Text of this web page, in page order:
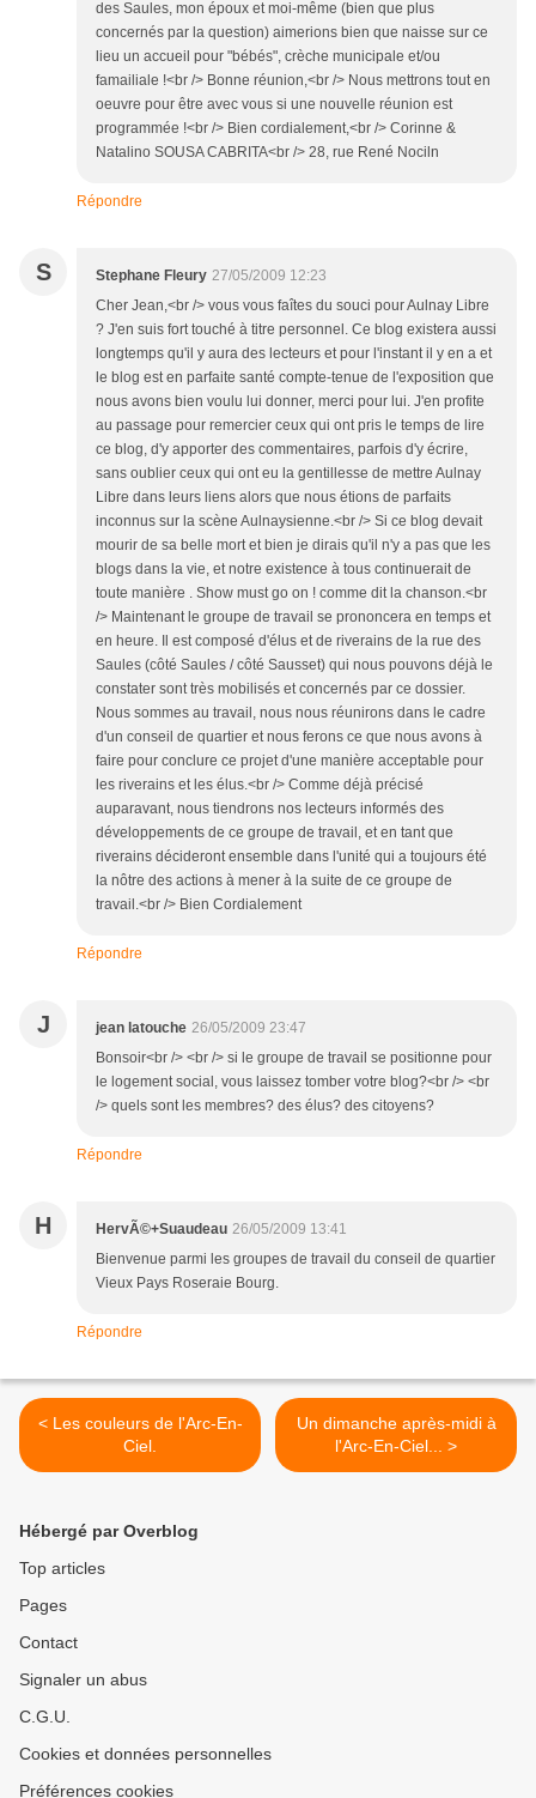
des Saules, mon époux et moi-même (bien que plus
concernés par la question) aimerions bien que naisse sur ce
lieu un accueil pour "bébés", crèche municipale et/ou
famailiale !<br /> Bonne réunion,<br /> Nous mettrons tout en
oeuvre pour être avec vous si une nouvelle réunion est
programmée !<br /> Bien cordialement,<br /> Corinne &
Natalino SOUSA CABRITA<br /> 28, rue René Nociln
Répondre
S Stephane Fleury 27/05/2009 12:23
Cher Jean,<br /> vous vous faîtes du souci pour Aulnay Libre
? J'en suis fort touché à titre personnel. Ce blog existera aussi
longtemps qu'il y aura des lecteurs et pour l'instant il y en a et
le blog est en parfaite santé compte-tenue de l'exposition que
nous avons bien voulu lui donner, merci pour lui. J'en profite
au passage pour remercier ceux qui ont pris le temps de lire
ce blog, d'y apporter des commentaires, parfois d'y écrire,
sans oublier ceux qui ont eu la gentillesse de mettre Aulnay
Libre dans leurs liens alors que nous étions de parfaits
inconnus sur la scène Aulnaysienne.<br /> Si ce blog devait
mourir de sa belle mort et bien je dirais qu'il n'y a pas que les
blogs dans la vie, et notre existence à tous continuerait de
toute manière . Show must go on ! comme dit la chanson.<br
/> Maintenant le groupe de travail se prononcera en temps et
en heure. Il est composé d'élus et de riverains de la rue des
Saules (côté Saules / côté Sausset) qui nous pouvons déjà le
constater sont très mobilisés et concernés par ce dossier.
Nous sommes au travail, nous nous réunirons dans le cadre
d'un conseil de quartier et nous ferons ce que nous avons à
faire pour conclure ce projet d'une manière acceptable pour
les riverains et les élus.<br /> Comme déjà précisé
auparavant, nous tiendrons nos lecteurs informés des
développements de ce groupe de travail, et en tant que
riverains décideront ensemble dans l'unité qui a toujours été
la nôtre des actions à mener à la suite de ce groupe de
travail.<br /> Bien Cordialement
Répondre
J jean latouche 26/05/2009 23:47
Bonsoir<br /> <br /> si le groupe de travail se positionne pour
le logement social, vous laissez tomber votre blog?<br /> <br
/> quels sont les membres? des élus? des citoyens?
Répondre
H HervÃ©+Suaudeau 26/05/2009 13:41
Bienvenue parmi les groupes de travail du conseil de quartier
Vieux Pays Roseraie Bourg.
Répondre
< Les couleurs de l'Arc-En-
Ciel.
Un dimanche après-midi à
l'Arc-En-Ciel... >
Hébergé par Overblog
Top articles
Pages
Contact
Signaler un abus
C.G.U.
Cookies et données personnelles
Préférences cookies